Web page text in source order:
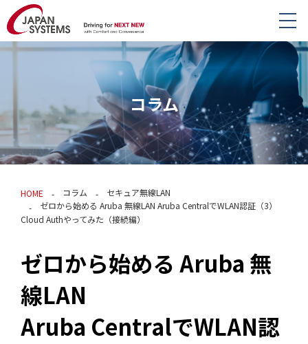
コラム
HOME コラム
セキュア無線LAN
ゼロから始める Aruba 無線LAN Aruba CentralでWLAN認証（3）
Cloud Authやってみた（接続編）
ゼロから始める Aruba 無
線LAN
Aruba CentralでWLAN認